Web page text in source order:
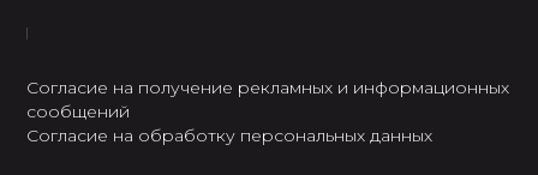
Согласие на получение рекламных и информационных
сообщений
Согласие на обработку персональных данных